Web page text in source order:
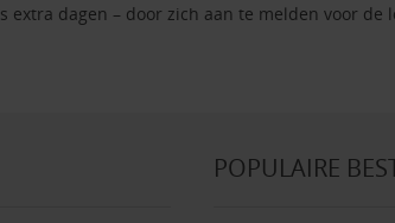
dagen – door zich aan te melden voor
POPULAIRE